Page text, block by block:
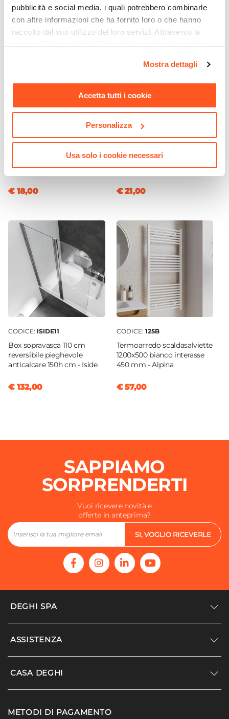
pubblicità e social media, i quali potrebbero combinarle
con altre informazioni che ha fornito loro o che hanno
raccolto dal suo utilizzo dei loro servizi. Attraverso la
momento. Per maggiori informazioni si invita a leggere la
Mostra dettagli
Accetta tutti i cookie
Personalizza
Usa solo i cookie necessari
Flavia
Colore
Cromo
Installazione
Ottone
Azionamento
11,7 cm
Lunghezza Canna
16,8 cm
Sezione Base
Ø 6,8 cm
Compatibilità Doccino
Royal
Interasse Miscelatore
15 cm
Ceramica
Colonna di scarico per vasca
chiusura automatica
1''1/2mm
€ 18,00
CODICE:
Doccia multigetto Ø 12 cm
Paffoni
€ 21,00
CODICE: ISIDE11
Box sopravasca 110 cm
reversibile pieghevole
anticalcare 150h cm - Iside
€ 132,00
CODICE: 125B
Termoarredo scaldasalviette
1200x500 bianco interasse
450 mm - Alpina
€ 57,00
SAPPIAMO
SORPRENDERTI
Vuoi ricevere novità e
offerte in anteprima?
SI, VOGLIO RICEVERLE
DEGHI SPA
Accedi/Registrati
Modello organizzativo e codice etico
ASSISTENZA
Supporto
Agevolazioni fiscali
CASA DEGHI
I nostri luoghi
METODI DI PAGAMENTO